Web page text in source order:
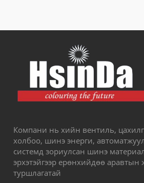
Компани нь хийн вентиль,
холбоо, шинэ энерги,
системд зориулсан шинэ
эрхэтэйгээр ерөнхийдөө
туршлагатай